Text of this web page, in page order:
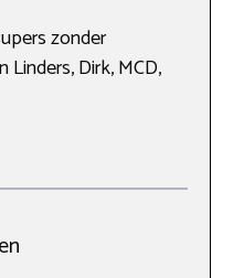
zonder
Linders, Dirk, MCD,